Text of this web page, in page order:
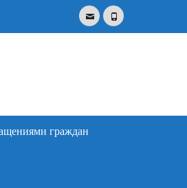
EmailPhone
граждан